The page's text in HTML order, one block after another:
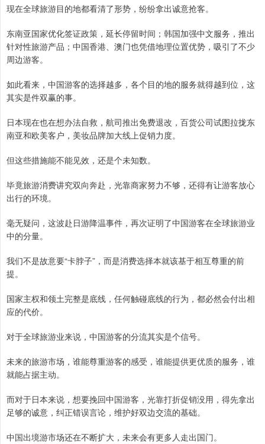
现在全球旅游目的地都看清了形势，纷纷拿出诚意抢客。
东南亚国家优化签证政策，延长停留时间；韩国加强中文服务，推出
针对性旅游产品；中国香港、澳门也凭借地理位置优势，吸引了不少
周边游客。
如此看来，中国游客的选择越多，各个目的地的服务就得越到位，这
其实是件双赢的事。
日本现在也在想办法自救，航司推出免费退改，百货公司试图拉拢东
南亚和欧美客户，美妆品牌加大线上促销力度。
但这些措施能不能见效，还是个未知数。
毕竟旅游消费讲究双向奔赴，光靠商家努力不够，还得有让游客放心
出行的环境。
毫无疑问，这波赴日游降温事件，再次证明了中国游客在全球旅游业
中的分量。
我们不是故意要“卡脖子”，而是消费选择本就该基于相互尊重的前
提。
国家主权和领土完整是底线，任何触碰底线的行为，都必然会付出相
应的代价。
对于全球旅游业来说，中国游客的分流其实是个信号。
未来的旅游市场，谁能尊重游客的感受，谁能提供更优质的服务，谁
就能占据主动。
而对于日本来说，想要挽回中国游客，光靠打折促销没用，得先拿出
足够的诚意，纠正错误言论，维护好双边交流的基础。
中国出境游市场还在不断扩大，未来会有更多人走出国门。